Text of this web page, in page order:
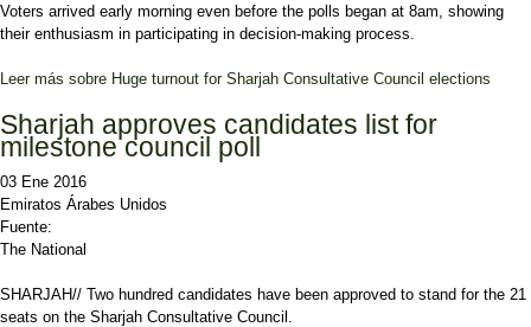
Voters arrived early morning even before the polls began at 8am, showing
their enthusiasm in participating in decision-making process.
Leer más sobre Huge turnout for Sharjah Consultative Council elections
Sharjah approves candidates list for
milestone council poll
03 Ene 2016
Emiratos Árabes Unidos
Fuente:
The National
SHARJAH// Two hundred candidates have been approved to stand for the 21
seats on the Sharjah Consultative Council.